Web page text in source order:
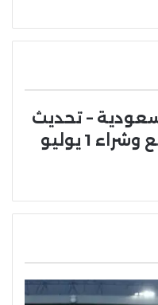
– تحديث
لحظي لأسعار الذهب بيع وشراء 1 يوليو